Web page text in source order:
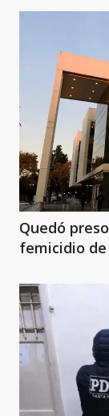
Quedó
femicidio